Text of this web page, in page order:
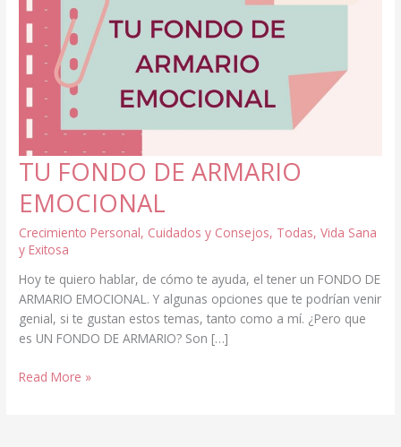
TU FONDO DE ARMARIO
EMOCIONAL
Crecimiento Personal, Cuidados y Consejos, Todas,Vida Sana
y Exitosa
Hoy te quiero hablar, de cómo te ayuda, el tener un FONDO DE
ARMARIO EMOCIONAL. Y algunas opciones que te podrían venir
genial, si te gustan estos temas, tanto como a mí. ¿Pero que
es UN FONDO DE ARMARIO? Son […]
TU
Read More »